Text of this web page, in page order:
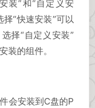
装”和“自定义安
“快速安装”可以
择“自定义安装”
装的组件。
会安装到C盘的P